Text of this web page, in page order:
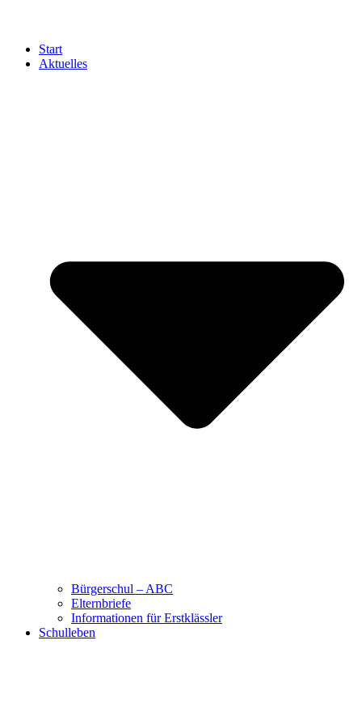
Start
Aktuelles
Bürgerschul – ABC
Elternbriefe
Informationen für Erstklässler
Schulleben